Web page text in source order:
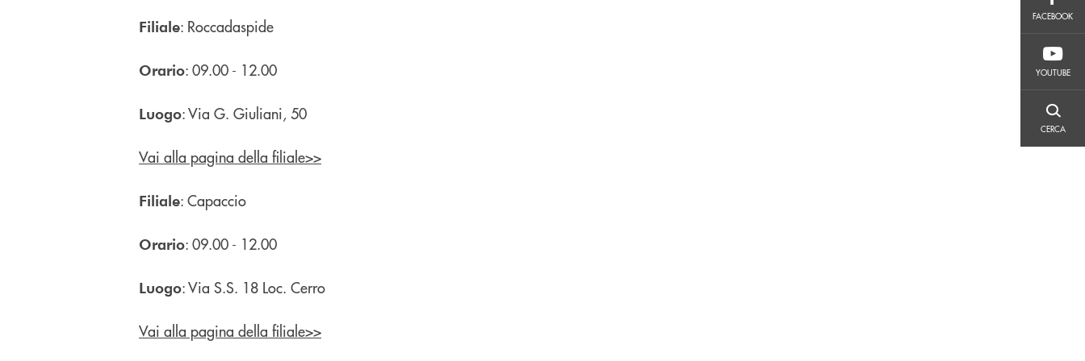
FACEBOOK
YOUTUBE
CERCA
Filiale: Roccadaspide
Orario: 09.00 - 12.00
Luogo: Via G. Giuliani, 50
Vai alla pagina della filiale>>
Filiale: Capaccio
Orario: 09.00 - 12.00
Luogo: Via S.S. 18 Loc. Cerro
Vai alla pagina della filiale>>